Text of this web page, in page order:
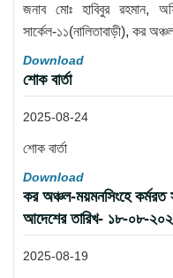
জনাব মোঃ হাবিবুর রহমান,
সার্কেল-১১(নালিতাবাড়ী), কর
Download
শোক বার্তা
2025-08-24
শোক বার্তা
Download
কর অঞ্চল-ময়মনসিংহে কর্মরত
আদেশের তারিখ- ১৮-০৮-
2025-08-19